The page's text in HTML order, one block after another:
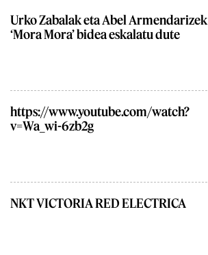
Urko Zabalak eta Abel Armendarizek
‘Mora Mora’ bidea eskalatu dute
https://www.youtube.com/watch?
v=Wa_wi-6zb2g
NKT VICTORIA RED ELECTRICA